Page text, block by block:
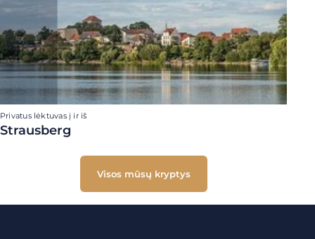
Privatus lėktuvas į ir iš
Strausberg
Visos mūsų kryptys